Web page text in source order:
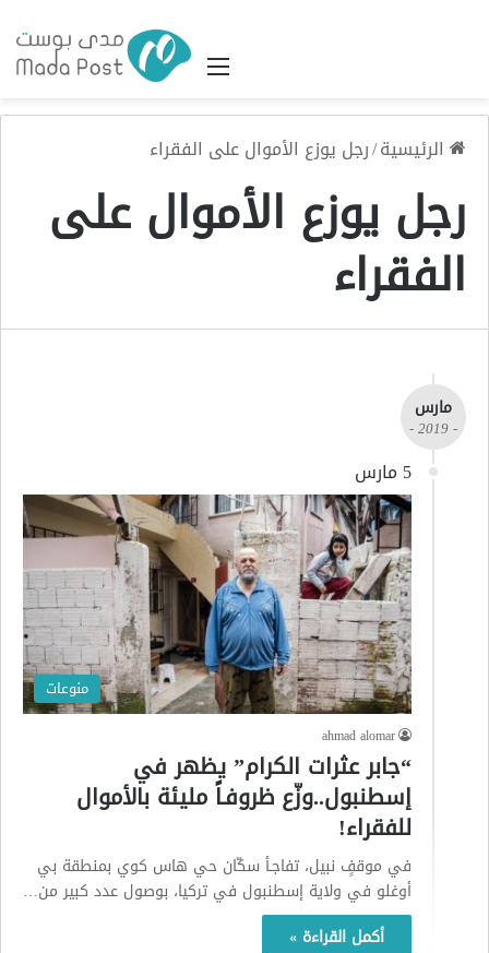
القائمة
الرئيسية/رجل يوزع الأموال على الفقراء
رجل يوزع الأموال على
الفقراء
مارس
- 2019 -
5 مارس
منوعات
ahmad alomar
“جابر عثرات الكرام” يظهر في
إسطنبول..وزّع ظروفـاً مليئة بالأموال
للفقراء!
في موقفٍ نبيل، تفاجـأ سكّان حي هاس كوي بمنطقة بي
أوغلو في ولاية إسطنبول في تركيا، بوصول عدد كبير من…
أكمل القراءة »